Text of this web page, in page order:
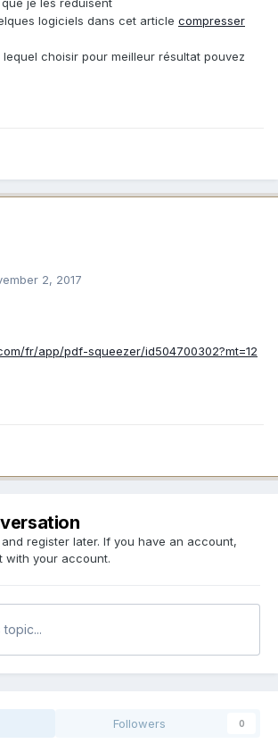
logiciels dans cet article compresser
choisir pour meilleur résultat pouvez
2, 2017
fr/app/pdf-squeezer/id504700302?mt=12
register later. If you have an account,
with your account.
Followers 0